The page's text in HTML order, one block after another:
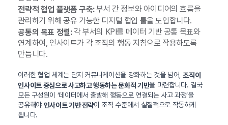
전략적 협업 플랫폼 구축:부서 간 정보와 아이디어의 흐름을
관리하기 위해 공유 가능한 디지털 협업 툴을 도입합니다.
공통의 목표 정렬:각 부서의 KPI를 데이터 기반 공통 목표와
연계하여, 인사이트가 각 조직의 행동 지침으로 작용하도록
만듭니다.
이러한 협업 체계는 단지 커뮤니케이션을 강화하는 것을 넘어,조직이
인사이트 중심으로 사고하고 행동하는 문화적 기반을 마련합니다. 결국
모든 구성원이 ‘데이터에서 출발해 행동으로 연결되는 사고 과정’을
공유해야 인사이트 기반 전략이 조직 수준에서 실질적으로 작동하게
됩니다.